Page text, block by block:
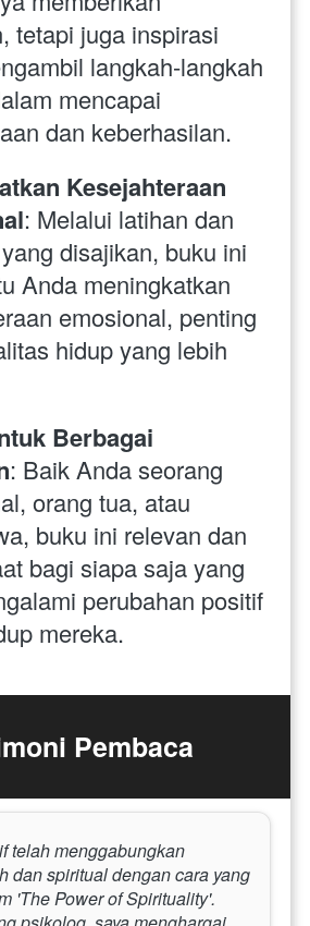
tetapi juga inspirasi
langkah-langkah
mencapai
dan keberhasilan.
Kesejahteraan
: Melalui latihan dan
disajikan, buku ini
Anda meningkatkan
emosional, penting
hidup yang lebih
Berbagai
: Baik Anda seorang
orang tua, atau
buku ini relevan dan
bagi siapa saja yang
perubahan positif
mereka.
Pembaca
telah menggabungkan
dan spiritual dengan cara yang
'The Power of Spirituality'.